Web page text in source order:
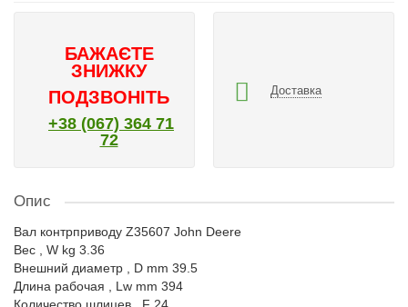
БАЖАЄТЕ
ЗНИЖКУ
ПОДЗВОНІТЬ
+38 (067) 364 71
72
Доставка
Опис
Вал контрприводу Z35607 John Deere
Вес , W kg 3.36
Внешний диаметр , D mm 39.5
Длина рабочая , Lw mm 394